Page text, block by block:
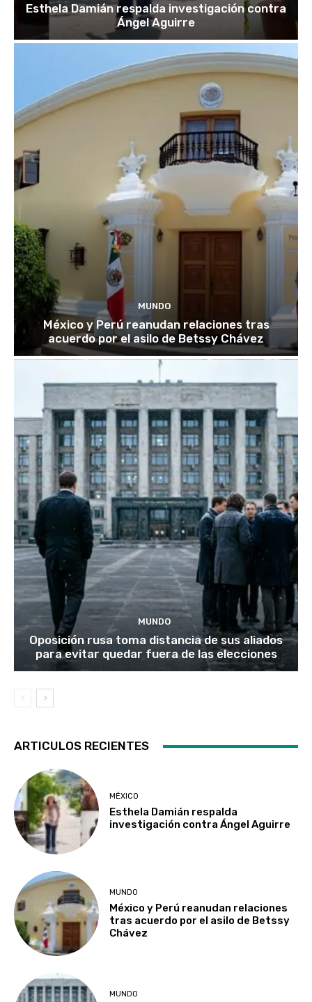
Esthela Damián respalda investigación contra
Ángel Aguirre
MUNDO
México y Perú reanudan relaciones tras
acuerdo por el asilo de Betssy Chávez
MUNDO
Oposición rusa toma distancia de sus aliados
para evitar quedar fuera de las elecciones
ARTICULOS RECIENTES
MÉXICO
Esthela Damián respalda
investigación contra Ángel Aguirre
MUNDO
México y Perú reanudan relaciones
tras acuerdo por el asilo de Betssy
Chávez
MUNDO